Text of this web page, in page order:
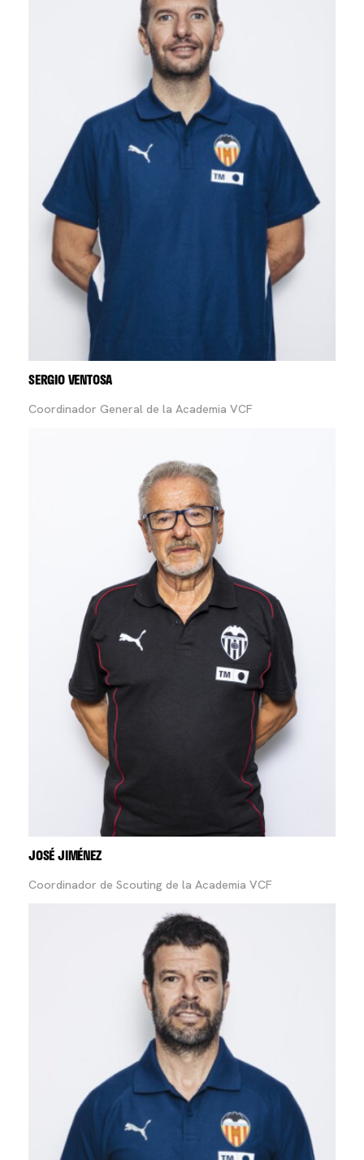
SERGIO VENTOSA
Coordinador General de la Academia VCF
JOSÉ JIMÉNEZ
Coordinador de Scouting de la Academia VCF